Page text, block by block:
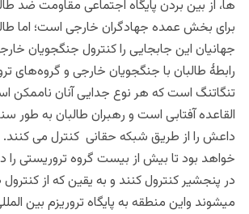
ها، از بین بردن پایگاه اجتماعی مقاومت ضد
برای بخش عمده جهادگران خارجی است؛ اما
جهانیان این جابجایی را کنترول جنگجویان
رابطۀ طالبان با جنگجویان خارجی و گروه‌های
تنگاتنگ است که هر نوع جدایی آنان ناممکن
القاعده آفتابی است و رهبران طالبان به طور
داعش را از طریق شبکه حقانی کنترل می
خواهد بود تا بیش از بیست گروه تروریستی را
در پنجشیر کنترول کنند و به یقین که از
میشوند واین منطقه به پایگاه تروریزم بین